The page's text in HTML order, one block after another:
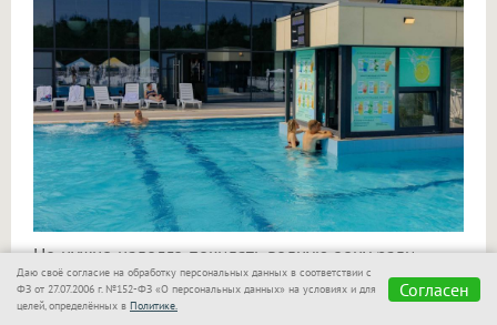
Не нужно надолго покидать водную зону ради
обеда — на территории работают фуд-корт и бар.
В меню вы найдёте пиццу, шашлык и другие
Даю своё согласие на обработку персональных данных в соответствии с
ФЗ от 27.07.2006 г. №152-ФЗ «О персональных данных» на условиях и для
целей, определённых в Политике.
Согласен